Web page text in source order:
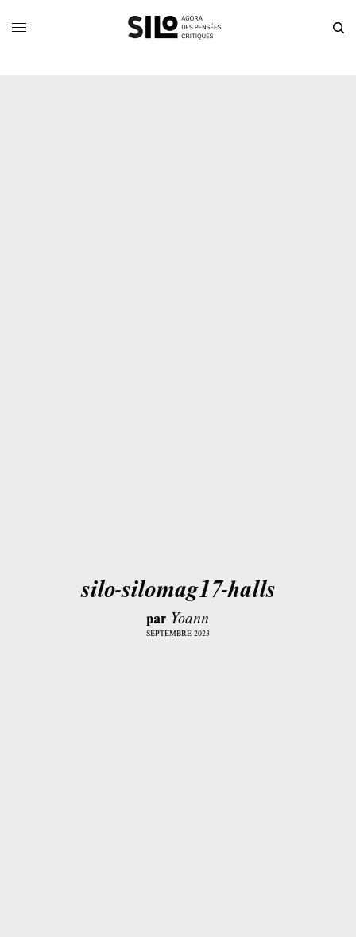
silo-silomag17-halls
par Yoann
SEPTEMBRE 2023